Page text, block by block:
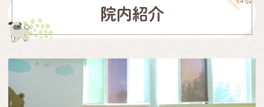
院内紹介